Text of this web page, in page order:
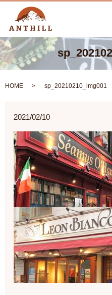
HOME sp_20210210_img001
2021/02/10